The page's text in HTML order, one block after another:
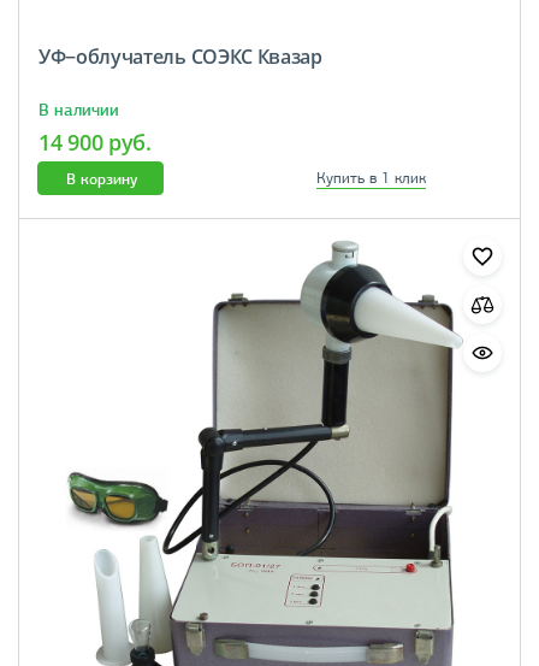
УФ−облучатель СОЭКС Квазар
В наличии
14 900 руб.
В корзину Купить в 1 клик